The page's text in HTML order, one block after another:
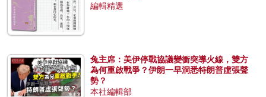
編輯精選
兔主席：美伊停戰協議變衝突導火線，雙方
為何重啟戰爭？伊朗一早洞悉特朗普虛張聲
勢？
本社編輯部